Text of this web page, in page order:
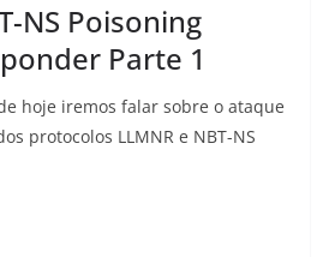
NS Poisoning
Parte 1
hoje iremos falar sobre o ataque
protocolos LLMNR e NBT-NS